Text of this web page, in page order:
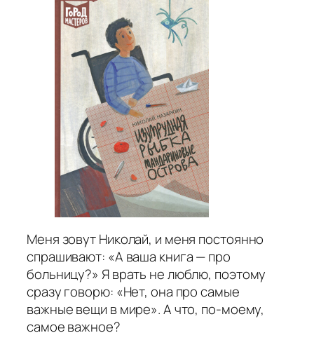
Меня зовут Николай, и меня постоянно
спрашивают: «А ваша книга — про
больницу?» Я врать не люблю, поэтому
сразу говорю: «Нет, она про самые
важные вещи в мире». А что, по-моему,
самое важное?